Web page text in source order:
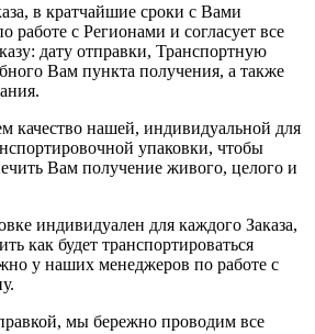
в кратчайшие сроки с Вами
работе с Регионами и согласует все
дату отправки, Транспортную
Вам пункта получения, а также
качество нашей, индивидуальной для
упаковки, чтобы
Вам получение живого, целого и
индивидуален для каждого Заказа,
как будет транспортироваться
у наших менеджеров по работе с
мы бережно проводим все